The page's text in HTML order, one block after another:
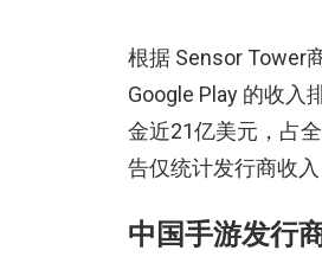
根据 Sensor Tower
Google Play 的收入
金近21亿美元，占
告仅统计发行商收
中国手游发行